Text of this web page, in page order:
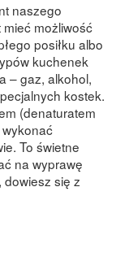
naszego
możliwość
posiłku albo
kuchenek
– gaz, alkohol,
kostek.
(denaturatem
To świetne
na wyprawę
się z